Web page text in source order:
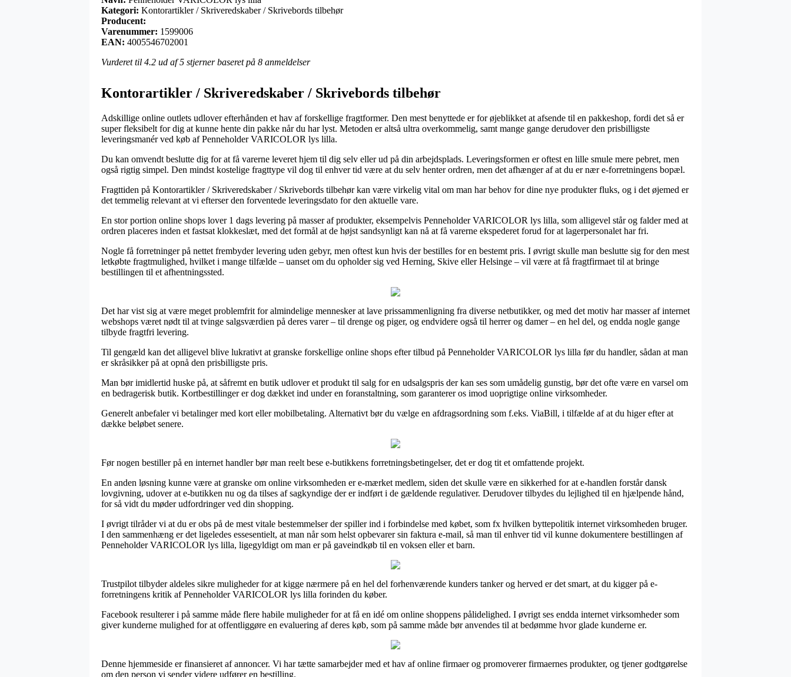
Kategori: Kontorartikler / Skriveredskaber / Skrivebords tilbehør
Producent:
Varenummer: 1599006
EAN: 4005546702001
Vurderet til 4.2 ud af 5 stjerner baseret på 8 anmeldelser
Kontorartikler / Skriveredskaber / Skrivebords tilbehør
Adskillige online outlets udlover efterhånden et hav af forskellige fragtformer. Den mest benyttede er for øjeblikket at afsende til en pakkeshop, fordi det så er
super fleksibelt for dig at kunne hente din pakke når du har lyst. Metoden er altså ultra overkommelig, samt mange gange derudover den prisbilligste
leveringsmanér ved køb af Penneholder VARICOLOR lys lilla.
Du kan omvendt beslutte dig for at få varerne leveret hjem til dig selv eller ud på din arbejdsplads. Leveringsformen er oftest en lille smule mere pebret, men
også rigtig simpel. Den mindst kostelige fragttype vil dog til enhver tid være at du selv henter ordren, men det afhænger af at du er nær e-forretningens bopæl.
Fragttiden på Kontorartikler / Skriveredskaber / Skrivebords tilbehør kan være virkelig vital om man har behov for dine nye produkter fluks, og i det øjemed er
det temmelig relevant at vi efterser den forventede leveringsdato for den aktuelle vare.
En stor portion online shops lover 1 dags levering på masser af produkter, eksempelvis Penneholder VARICOLOR lys lilla, som alligevel står og falder med at
ordren placeres inden et fastsat klokkeslæt, med det formål at de højst sandsynligt kan nå at få varerne ekspederet forud for at lagerpersonalet har fri.
Nogle få forretninger på nettet frembyder levering uden gebyr, men oftest kun hvis der bestilles for en bestemt pris. I øvrigt skulle man beslutte sig for den mest
letkøbte fragtmulighed, hvilket i mange tilfælde – uanset om du opholder sig ved Herning, Skive eller Helsinge – vil være at få fragtfirmaet til at bringe
bestillingen til et afhentningssted.
Det har vist sig at være meget problemfrit for almindelige mennesker at lave prissammenligning fra diverse netbutikker, og med det motiv har masser af internet
webshops været nødt til at tvinge salgsværdien på deres varer – til drenge og piger, og endvidere også til herrer og damer – en hel del, og endda nogle gange
tilbyde fragtfri levering.
Til gengæld kan det alligevel blive lukrativt at granske forskellige online shops efter tilbud på Penneholder VARICOLOR lys lilla før du handler, sådan at man
er skråsikker på at opnå den prisbilligste pris.
Man bør imidlertid huske på, at såfremt en butik udlover et produkt til salg for en udsalgspris der kan ses som umådelig gunstig, bør det ofte være en varsel om
en bedragerisk butik. Kortbestillinger er dog dækket ind under en foranstaltning, som garanterer os imod uoprigtige online virksomheder.
Generelt anbefaler vi betalinger med kort eller mobilbetaling. Alternativt bør du vælge en afdragsordning som f.eks. ViaBill, i tilfælde af at du higer efter at
dække beløbet senere.
Før nogen bestiller på en internet handler bør man reelt bese e-butikkens forretningsbetingelser, det er dog tit et omfattende projekt.
En anden løsning kunne være at granske om online virksomheden er e-mærket medlem, siden det skulle være en sikkerhed for at e-handlen forstår dansk
lovgivning, udover at e-butikken nu og da tilses af sagkyndige der er indført i de gældende regulativer. Derudover tilbydes du lejlighed til en hjælpende hånd,
for så vidt du møder udfordringer ved din shopping.
I øvrigt tilråder vi at du er obs på de mest vitale bestemmelser der spiller ind i forbindelse med købet, som fx hvilken byttepolitik internet virksomheden bruger.
I den sammenhæng er det ligeledes essesentielt, at man når som helst opbevarer sin faktura e-mail, så man til enhver tid vil kunne dokumentere bestillingen af
Penneholder VARICOLOR lys lilla, ligegyldigt om man er på gaveindkøb til en voksen eller et barn.
Trustpilot tilbyder aldeles sikre muligheder for at kigge nærmere på en hel del forhenværende kunders tanker og herved er det smart, at du kigger på e-
forretningens kritik af Penneholder VARICOLOR lys lilla forinden du køber.
Facebook resulterer i på samme måde flere habile muligheder for at få en idé om online shoppens pålidelighed. I øvrigt ses endda internet virksomheder som
giver kunderne mulighed for at offentliggøre en evaluering af deres køb, som på samme måde bør anvendes til at bedømme hvor glade kunderne er.
Denne hjemmeside er finansieret af annoncer. Vi har tætte samarbejder med et hav af online firmaer og promoverer firmaernes produkter, og tjener godtgørelse
om den person vi sender videre udfører en bestilling.